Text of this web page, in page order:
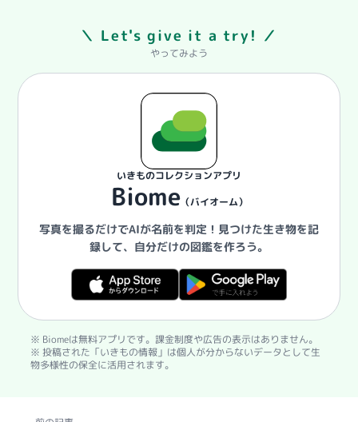
＼ Let's give it a try! ／
やってみよう
いきものコレクションアプリ
Biome（バイオーム）
写真を撮るだけでAIが名前を判定！ 見つけた生き物を記
録して、自分だけの図鑑を作ろう。
※ Biomeは無料アプリです。課金制度や広告の表示はありません。
※ 投稿された「いきもの情報」は個人が分からないデータとして生
物多様性の保全に活用されます。